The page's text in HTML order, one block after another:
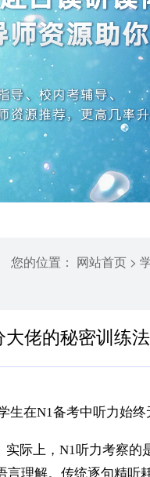
您的位置： 网站首页>
大佬的秘密训练法
生在N1备考中听力始
实际上，N1听力考察的
言理解。传统逐句精听